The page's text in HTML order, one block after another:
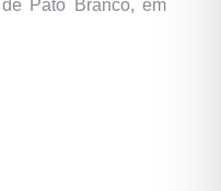
Pato Branco, em